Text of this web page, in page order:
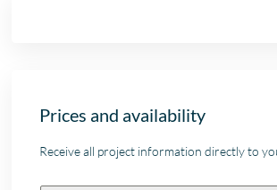
Prices and availability
Receive all project information directly to